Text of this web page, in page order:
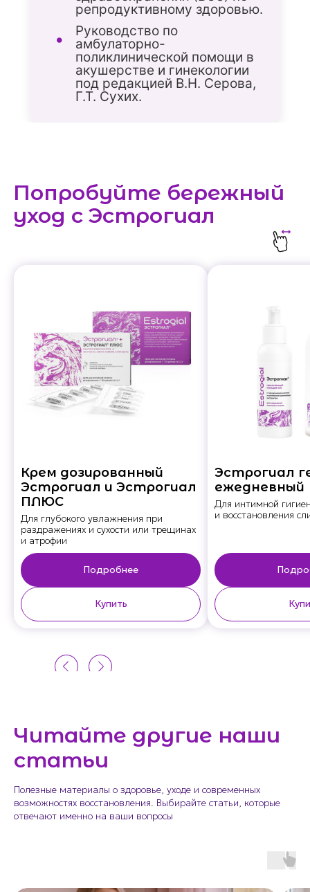
репродуктивному здоровью.
Руководство по
амбулаторно-
поликлинической помощи в
акушерстве и гинекологии
под редакцией В.Н. Серова,
Г.Т. Сухих.
Попробуйте бережный
уход с Эстрогиал
Крем дозированный
Эстрогиал и Эстрогиал
ПЛЮС
Для глубокого увлажнения при
раздражениях и сухости или трещинах
и атрофии
Подробнее
Купить
Эстрогиал
ежедневный
Для интимной
и восстановления
Читайте другие наши
статьи
Полезные материалы о здоровье, уходе и современных
возможностях восстановления. Выбирайте статьи, которые
отвечают именно на ваши вопросы